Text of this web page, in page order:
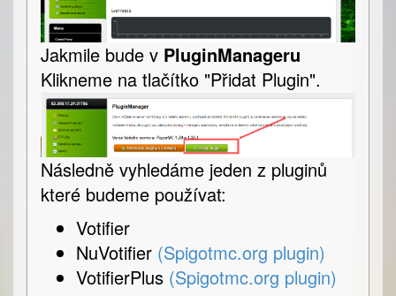
Jakmile bude v PluginManageru
Klikneme na tlačítko "Přidat Plugin".
Následně vyhledáme jeden z pluginů
které budeme používat:
Votifier
NuVotifier (Spigotmc.org plugin)
VotifierPlus (Spigotmc.org plugin)